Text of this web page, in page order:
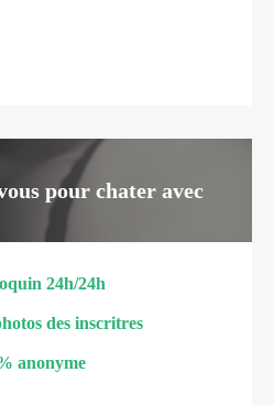
pour chater avec
24h/24h
des inscritres
anonyme